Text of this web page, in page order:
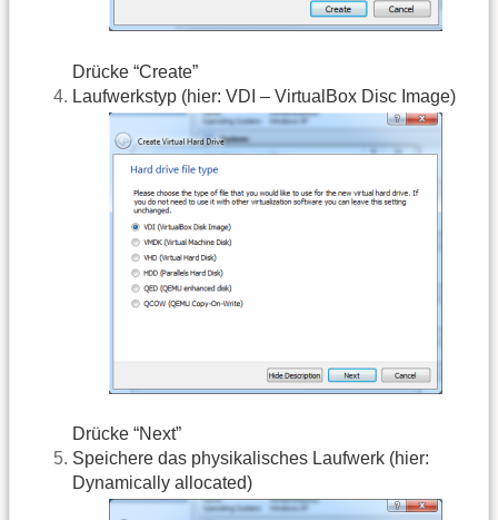
Drücke “Create”
Laufwerkstyp (hier: VDI – VirtualBox Disc Image)
Drücke “Next”
Speichere das physikalisches Laufwerk (hier:
Dynamically allocated)